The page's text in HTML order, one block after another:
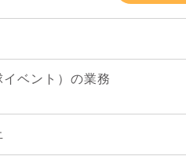
ベント）の業務